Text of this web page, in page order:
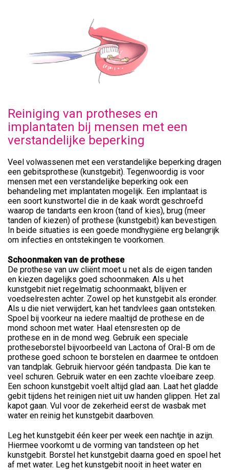
Reiniging van protheses en
implantaten bij mensen met een
verstandelijke beperking
Veel volwassenen met een verstandelijke beperking dragen
een gebitsprothese (kunstgebit). Tegenwoordig is voor
mensen met een verstandelijke beperking ook een
behandeling met implantaten mogelijk. Een implantaat is
een soort kunstwortel die in de kaak wordt geschroefd
waarop de tandarts een kroon (tand of kies), brug (meer
tanden of kiezen) of prothese (kunstgebit) kan bevestigen.
In beide situaties is een goede mondhygiëne erg belangrijk
om infecties en ontstekingen te voorkomen.
Schoonmaken van de prothese
De prothese van uw cliënt moet u net als de eigen tanden
en kiezen dagelijks goed schoonmaken. Als u het
kunstgebit niet regelmatig schoonmaakt, blijven er
voedselresten achter. Zowel op het kunstgebit als eronder.
Als u die niet verwijdert, kan het tandvlees gaan ontsteken.
Spoel bij voorkeur na iedere maaltijd de prothese en de
mond schoon met water. Haal etensresten op de
prothese en in de mond weg. Gebruik een speciale
protheseborstel bijvoorbeeld van Lactona of Oral-B om de
prothese goed schoon te borstelen en daarmee te ontdoen
van tandplak. Gebruik hiervoor géén tandpasta. Die kan te
veel schuren. Gebruik water en een zachte vloeibare zeep.
Een schoon kunstgebit voelt altijd glad aan. Laat het gladde
gebit tijdens het reinigen niet uit uw handen glippen. Het zal
kapot gaan. Vul voor de zekerheid eerst de wasbak met
water en reinig het kunstgebit daarboven.
Leg het kunstgebit één keer per week een nachtje in azijn.
Hiermee voorkomt u de vorming van tandsteen op het
kunstgebit. Borstel het kunstgebit daarna goed en spoel het
af met water. Leg het kunstgebit nooit in heet water en